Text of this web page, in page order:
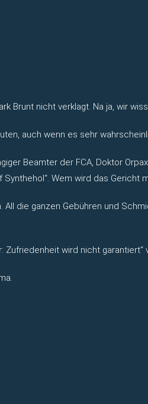
Brunt nicht verklagt. Na ja, wir
auch wenn es sehr
Beamter der FCA, Doktor
Wem wird das Gericht
die ganzen Gebühren und
Zufriedenheit wird nicht